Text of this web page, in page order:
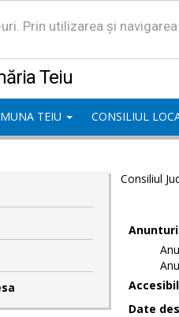
Prin utilizarea și
Teiu
TEIU CONSILIUL
Consiliul
Anunturi
Date